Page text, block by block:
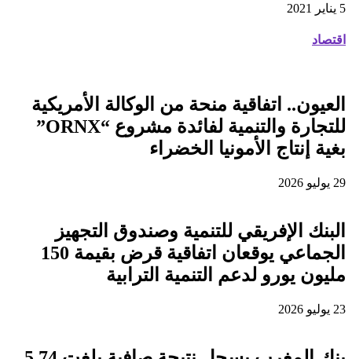
5 يناير 2021
اقتصاد
العيون.. اتفاقية منحة من الوكالة الأمريكية
للتجارة والتنمية لفائدة مشروع “ORNX”
بغية إنتاج الأمونيا الخضراء
29 يوليو 2026
البنك الإفريقي للتنمية وصندوق التجهيز
الجماعي يوقعان اتفاقية قرض بقيمة 150
مليون يورو لدعم التنمية الترابية
23 يوليو 2026